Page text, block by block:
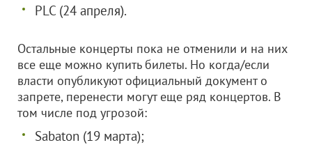
PLC (24 апреля).
Остальные концерты пока не отменили и на них
все еще можно купить билеты. Но когда/если
власти опубликуют официальный документ о
запрете, перенести могут еще ряд концертов. В
том числе под угрозой:
Sabaton (19 марта);